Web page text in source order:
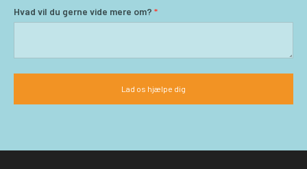
Hvad vil du gerne vide mere om? *
Lad os hjælpe dig